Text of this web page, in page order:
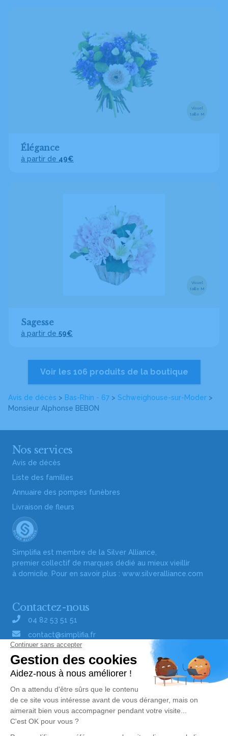
Avis de décès > Bas-Rhin - 67 > Schweighouse-sur-Moder >
Monsieur Alphonse BEBON
Visuel
taille M
Élégance
à partir de 49€
Visuel
taille M
Sagesse
à partir de 59€
Voir les 106 produits de la boutique
Nos services
Avis de décès
Liste des familles
Annuaire des pompes funèbres
Livraison de fleurs
Simplifia est membre de la Silver Alliance,
premier collectif de marques dédié au mieux vieillir
à domicile. Pour en savoir plus : www.silveralliance.com
Contactez-nous
04 82 53 51 51
contact@simplifia.fr
Réseaux sociaux
Liens utiles
Publier un avis de décès